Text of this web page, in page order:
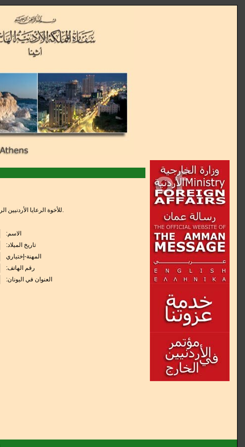
*للأخوة الرعايا الأردنيين الراغبين بتسجيل بياناتهم هنا لكي تتمكن السفارة من التواصل معهم والاطمئنان عليهم في حالات الطوارئ.
:الاسم
:تاريخ الميلاد
المهنة-إختياري
:رقم الهاتف
:العنوان في اليونان